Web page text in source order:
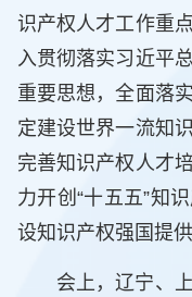
识产权人才工作重
入贯彻落实习近平
重要思想，全面落
定建设世界一流知
完善知识产权人才
力开创“十五五”知
设知识产权强国提
会上，辽宁、